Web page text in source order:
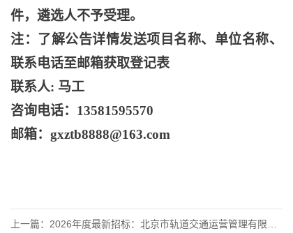
件，遴选人不予受理。
注：了解公告详情发送项目名称、单位名称、
联系电话至邮箱获取登记表
联系人: 马工
咨询电话： 13581595570
邮箱： gxztb8888@163.com
上一篇： 2026年度最新招标：北京市轨道交通运营管理有限公司2026